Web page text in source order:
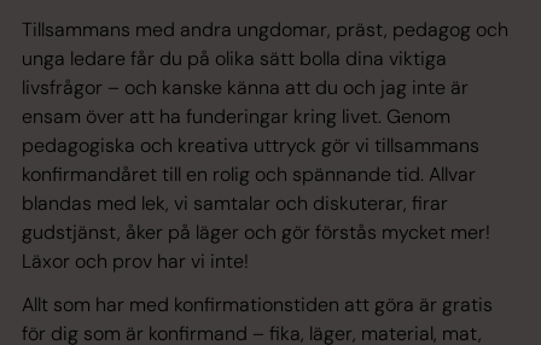
Tillsammans med andra ungdomar, präst, pedagog och
unga ledare får du på olika sätt bolla dina viktiga
livsfrågor – och kanske känna att du och jag inte är
ensam över att ha funderingar kring livet. Genom
pedagogiska och kreativa uttryck gör vi tillsammans
konfirmandåret till en rolig och spännande tid. Allvar
blandas med lek, vi samtalar och diskuterar, firar
gudstjänst, åker på läger och gör förstås mycket mer!
Läxor och prov har vi inte!
Allt som har med konfirmationstiden att göra är gratis
för dig som är konfirmand – fika, läger, material, mat,